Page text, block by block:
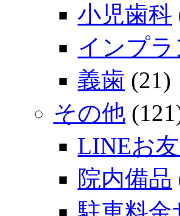
小児歯科
インプラ
義歯 (21)
その他
LINEお
院内備品